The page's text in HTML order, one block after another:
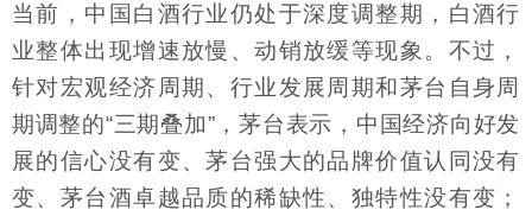
当前，中国白酒行业仍处于深度调整期，白酒行
业整体出现增速放慢、动销放缓等现象。不过，
针对宏观经济周期、行业发展周期和茅台自身周
期调整的“三期叠加”，茅台表示，中国经济向好发
展的信心没有变、茅台强大的品牌价值认同没有
变、茅台酒卓越品质的稀缺性、独特性没有变；